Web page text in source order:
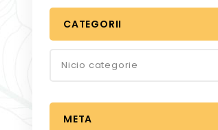
CATEGORII
Nicio categorie
META